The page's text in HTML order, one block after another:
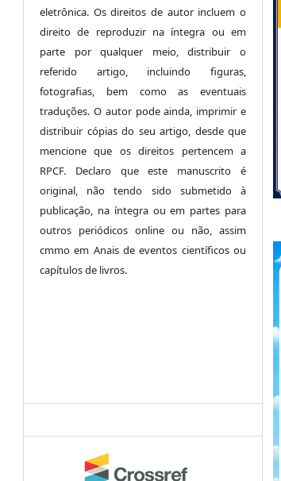
eletrônica. Os direitos de autor incluem o
direito de reproduzir na íntegra ou em
parte por qualquer meio, distribuir o
referido artigo, incluindo figuras,
fotografias, bem como as eventuais
traduções. O autor pode ainda, imprimir e
distribuir cópias do seu artigo, desde que
mencione que os direitos pertencem a
RPCF. Declaro que este manuscrito é
original, não tendo sido submetido à
publicação, na íntegra ou em partes para
outros periódicos online ou não, assim
cmmo em Anais de eventos científicos ou
capítulos de livros.